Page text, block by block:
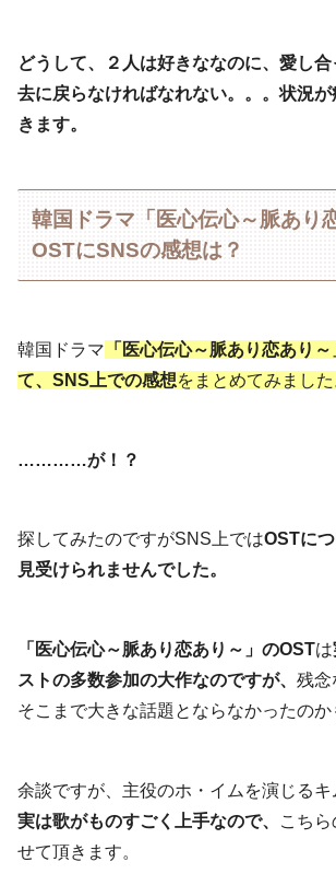
どうして、２人は好きななのに、愛し
去に戻らなければなれない。。。状況
きます。
韓国ドラマ「医心伝心～脈あり
OSTにSNSの感想は？
韓国ドラマ 「医心伝心～脈あり恋あり
て、SNS上での感想をまとめてみました
…………が！？
探してみたのですがSNS上ではOSTにつ
見受けられませんでした。
「医心伝心～脈あり恋あり～」のOSTは
ストの多数参加の大作なのですが、 残念
そこまで大きな話題とならなかったのか
余談ですが、主役のホ・イムを演じるキ
実は歌がものすごく上手なので、
こち
せて頂きます。